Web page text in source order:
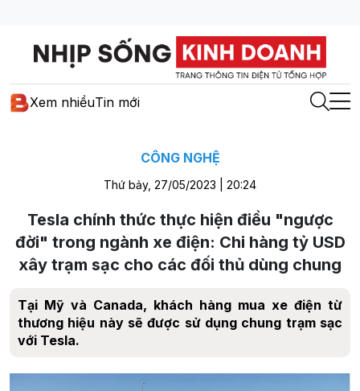
Xem nhiềuTin mới
CÔNG NGHỆ
Thứ bảy, 27/05/2023 | 20:24
Tesla chính thức thực hiện điều "ngược
đời" trong ngành xe điện: Chi hàng tỷ USD
xây trạm sạc cho các đối thủ dùng chung
Tại Mỹ và Canada, khách hàng mua xe điện từ
thương hiệu này sẽ được sử dụng chung trạm sạc
với Tesla.